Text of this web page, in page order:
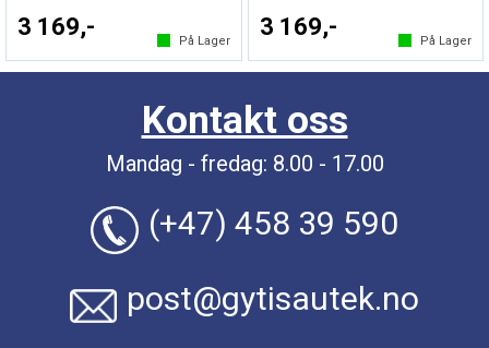
3 169,-
På Lager
3 169,-
På Lager
Kontakt oss
Mandag - fredag: 8.00 - 17.00
(+47) 458 39 590
post@gytisautek.no